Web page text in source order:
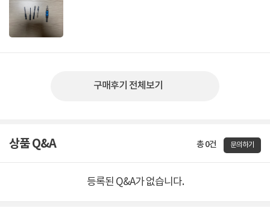
구매후기 전체보기
상품 Q&A 총 0건 문의하기
등록된 Q&A가 없습니다.